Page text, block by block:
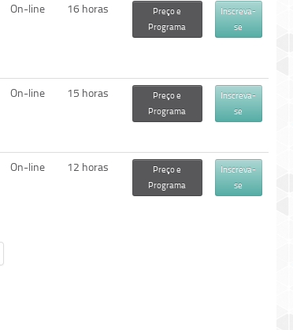
On-line 16 horas
Preço e
Programa
Inscreva-
se
On-line 15 horas
Preço e
Programa
Inscreva-
se
On-line 12 horas
Preço e
Programa
Inscreva-
se